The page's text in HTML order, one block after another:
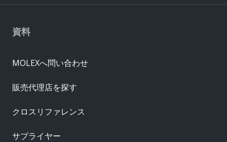
資料
MOLEXへ問い合わせ
販売代理店を探す
クロスリファレンス
サプライヤー